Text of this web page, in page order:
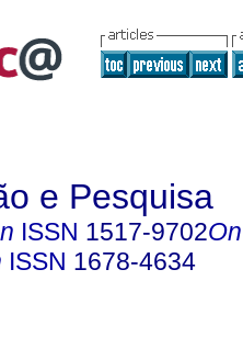
e Pesquisa
ISSN 1517-9702
ISSN 1678-4634